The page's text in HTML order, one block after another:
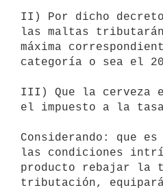
II) Por dicho
las maltas
máxima
categoría o sea el
III) Que la cerveza
el impuesto a la
Considerando: que
las condiciones
producto rebajar la
tributación,